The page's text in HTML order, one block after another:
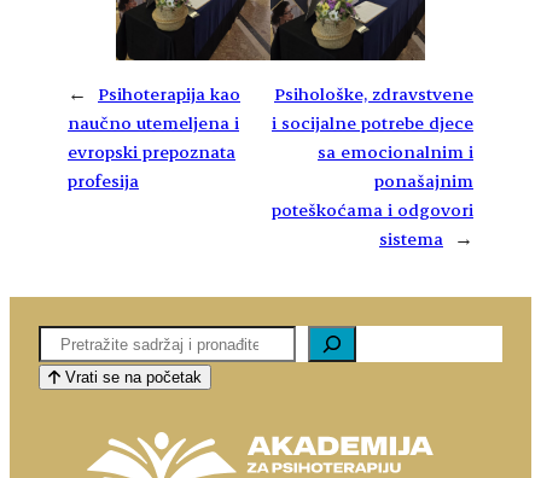
←
Psihoterapija kao
naučno utemeljena i
evropski prepoznata
profesija
Psihološke, zdravstvene
i socijalne potrebe djece
sa emocionalnim i
ponašajnim
poteškoćama i odgovori
sistema
→
Pretaga
Vrati se na početak